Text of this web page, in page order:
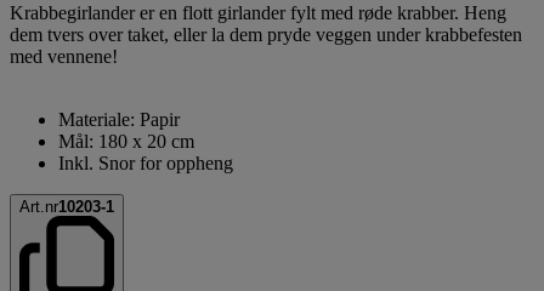
Krabbegirlander er en flott girlander fylt med røde krabber. Heng
dem tvers over taket, eller la dem pryde veggen under krabbefesten
med vennene!
Materiale: Papir
Mål: 180 x 20 cm
Inkl. Snor for oppheng
Art.nr10203-1